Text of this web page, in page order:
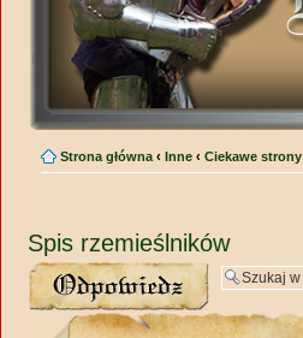
Strona główna ‹ Inne ‹ Ciekawe strony
Spis rzemieślników
Wyślij odpowiedź